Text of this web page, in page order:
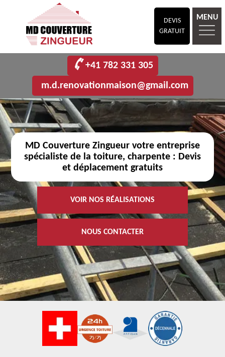
DEVIS
GRATUIT
MENU
+41 782 331 305
m.d.renovationmaison@gmail.com
MD Couverture Zingueur votre entreprise
spécialiste de la toiture, charpente : Devis
et déplacement gratuits
VOIR NOS RÉALISATIONS
NOUS CONTACTER